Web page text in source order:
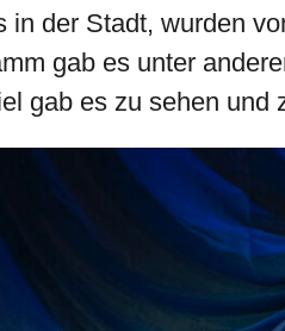
in der Stadt, wurden
gab es unter
gab es zu sehen und